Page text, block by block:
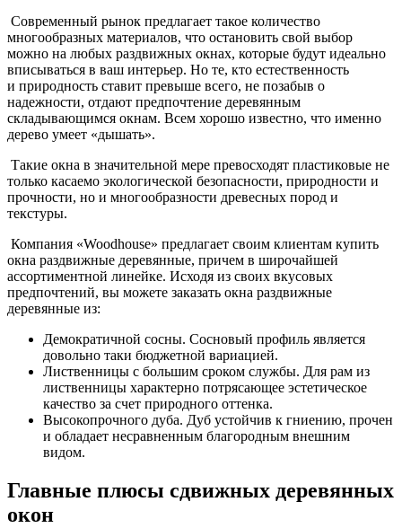
Современный рынок предлагает такое количество
многообразных материалов, что остановить свой выбор
можно на любых раздвижных окнах, которые будут идеально
вписываться в ваш интерьер. Но те, кто естественность
и природность ставит превыше всего, не позабыв о
надежности, отдают предпочтение деревянным
складывающимся окнам. Всем хорошо известно, что именно
дерево умеет «дышать».
Такие окна в значительной мере превосходят пластиковые не
только касаемо экологической безопасности, природности и
прочности, но и многообразности древесных пород и
текстуры.
Компания «Woodhouse» предлагает своим клиентам купить
окна раздвижные деревянные, причем в широчайшей
ассортиментной линейке. Исходя из своих вкусовых
предпочтений, вы можете заказать окна раздвижные
деревянные из:
Демократичной сосны. Сосновый профиль является
довольно таки бюджетной вариацией.
Лиственницы с большим сроком службы. Для рам из
лиственницы характерно потрясающее эстетическое
качество за счет природного оттенка.
Высокопрочного дуба. Дуб устойчив к гниению, прочен
и обладает несравненным благородным внешним
видом.
Главные плюсы сдвижных деревянных
окон